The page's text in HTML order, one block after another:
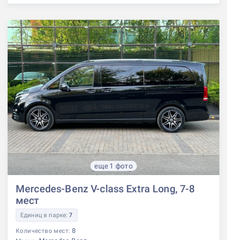
еще 1 фото
Mercedes-Benz V-class Extra Long, 7-8
мест
Единиц в парке:7
Количество мест: 8